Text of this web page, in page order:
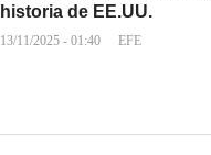
historia de EE.UU.
13/11/2025 - 01:40 EFE